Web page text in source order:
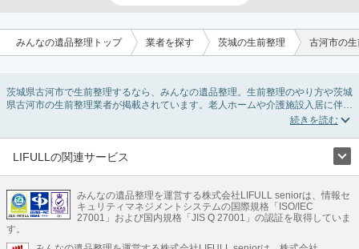
みんなの遺品整理トップ 業者を探す 茨城の生前整理 古河市の
茨城県古河市で生前整理するなら、みんなの遺品整理。生前整理のやり方や茨城
県古河市の生前整理業者が掲載されています。老人ホームや介護施設入居に伴う
不用品の処分・回収・引き取りから、在宅介護の介護整理や福祉住環境整理まで
ービスで絞り込み検索を利用してみましょう。
またお役立ち情報も豊富なので終活でエンディングノートの選び方や、整理整
LIFULLの関連サービス
不動産・住宅
引越し 老人ホーム 地方創生
ママの就労支援
不動産クラウドファンディング 遺品整理 老後の暮らし情報
みんなの遺品整理を運営する株式会社LIFULL seniorは、情報セ
キュリティマネジメントシステムの国際規格「ISO/IEC
27001」および国内規格「JIS Q 27001」の認証を取得していま
す。